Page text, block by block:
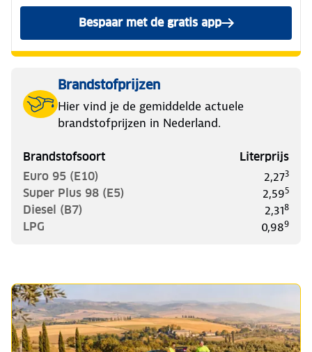
Bespaar met de gratis app
Brandstofprijzen
Hier vind je de gemiddelde actuele
brandstofprijzen in Nederland.
Brandstofsoort
Literprijs
Euro 95 (E10)
2,273
Super Plus 98 (E5) 2,595
Diesel (B7) 2,318
LPG 0,989